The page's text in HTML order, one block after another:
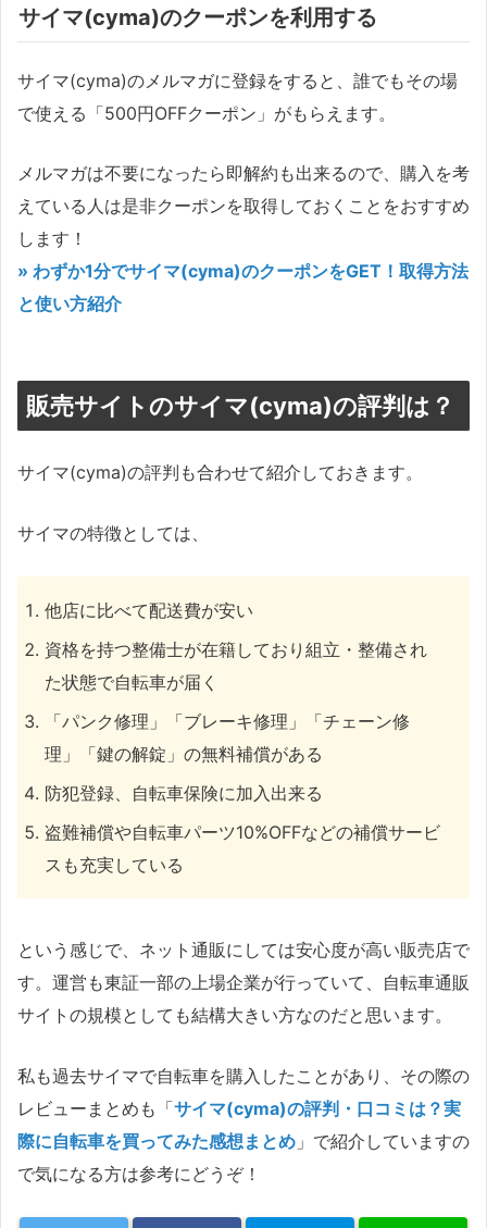
サイマ(cyma)のクーポンを利用する
サイマ(cyma)のメルマガに登録をすると、誰でもその場
で使える「500円OFFクーポン」がもらえます。
メルマガは不要になったら即解約も出来るので、購入を考
えている人は是非クーポンを取得しておくことをおすすめ
します！
» わずか1分でサイマ(cyma)のクーポンをGET！取得方法
と使い方紹介
販売サイトのサイマ(cyma)の評判は？
サイマ(cyma)の評判も合わせて紹介しておきます。
サイマの特徴としては、
他店に比べて配送費が安い
資格を持つ整備士が在籍しており組立・整備され
た状態で自転車が届く
「パンク修理」「ブレーキ修理」「チェーン修
理」「鍵の解錠」の無料補償がある
防犯登録、自転車保険に加入出来る
盗難補償や自転車パーツ10%OFFなどの補償サービ
スも充実している
という感じで、ネット通販にしては安心度が高い販売店で
す。運営も東証一部の上場企業が行っていて、自転車通販
サイトの規模としても結構大きい方なのだと思います。
私も過去サイマで自転車を購入したことがあり、その際の
レビューまとめも「サイマ(cyma)の評判・口コミは？実
際に自転車を買ってみた感想まとめ 」で紹介していますの
で気になる方は参考にどうぞ！